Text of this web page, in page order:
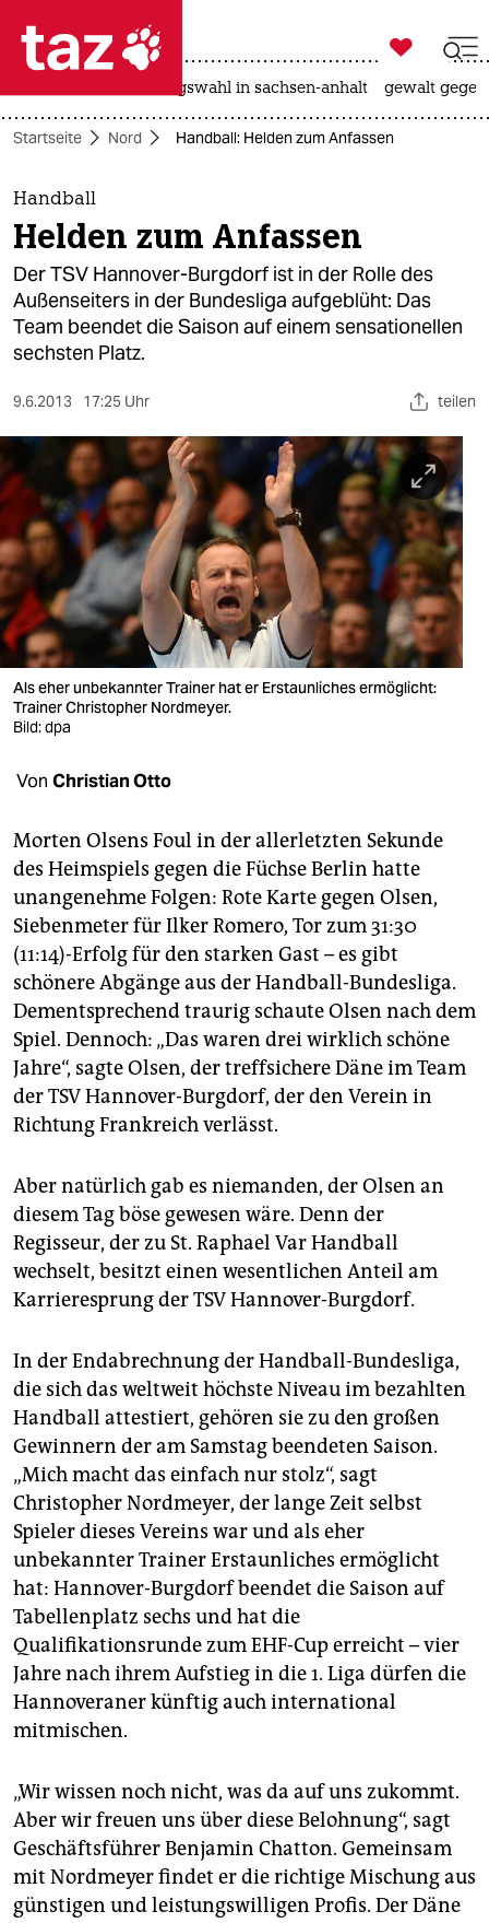
 taz zahl ich
taz zahl ich
themen
politik
öko
gesellschaft
kultur
sport
berlin
nord
wahrheit
verlag
verlag
veranstaltungen
unterstützen
abo
genossenschaft
epaper login

taz zahl ich
landtagswahl in sachsen-anhalt gewalt
Startseite Nord Handball: Helden zum Anfassen
Handball
Helden zum Anfassen
Der TSV Hannover-Burgdorf ist in der Rolle des
Außenseiters in der Bundesliga aufgeblüht: Das
Team beendet die Saison auf einem sensationellen
sechsten Platz.
9.6.2013 17:25 Uhr teilen
Als eher unbekannter Trainer hat er Erstaunliches ermöglicht:
Trainer Christopher Nordmeyer.
Bild: dpa
Von Christian Otto
Morten Olsens Foul in der allerletzten Sekunde
des Heimspiels gegen die Füchse Berlin hatte
unangenehme Folgen: Rote Karte gegen Olsen,
Siebenmeter für Ilker Romero, Tor zum 31:30
(11:14)-Erfolg für den starken Gast – es gibt
schönere Abgänge aus der Handball-Bundesliga.
Dementsprechend traurig schaute Olsen nach dem
Spiel. Dennoch: „Das waren drei wirklich schöne
Jahre“, sagte Olsen, der treffsichere Däne im Team
der TSV Hannover-Burgdorf, der den Verein in
Richtung Frankreich verlässt.
Aber natürlich gab es niemanden, der Olsen an
diesem Tag böse gewesen wäre. Denn der
Regisseur, der zu St. Raphael Var Handball
wechselt, besitzt einen wesentlichen Anteil am
Karrieresprung der TSV Hannover-Burgdorf.
In der Endabrechnung der Handball-Bundesliga,
die sich das weltweit höchste Niveau im bezahlten
Handball attestiert, gehören sie zu den großen
Gewinnern der am Samstag beendeten Saison.
„Mich macht das einfach nur stolz“, sagt
Christopher Nordmeyer, der lange Zeit selbst
Spieler dieses Vereins war und als eher
unbekannter Trainer Erstaunliches ermöglicht
hat: Hannover-Burgdorf beendet die Saison auf
Tabellenplatz sechs und hat die
Qualifikationsrunde zum EHF-Cup erreicht – vier
Jahre nach ihrem Aufstieg in die 1. Liga dürfen die
Hannoveraner künftig auch international
mitmischen.
„Wir wissen noch nicht, was da auf uns zukommt.
Aber wir freuen uns über diese Belohnung“, sagt
Geschäftsführer Benjamin Chatton. Gemeinsam
mit Nordmeyer findet er die richtige Mischung aus
günstigen und leistungswilligen Profis. Der Däne